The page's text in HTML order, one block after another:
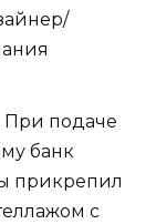
При подаче
банк
прикрепил
с